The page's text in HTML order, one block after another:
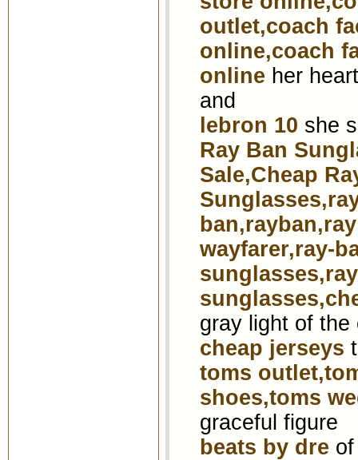
outlet,coach
online,coach
online her
and
lebron 10 she
Ray Ban
Sale,Cheap
wayfarer,ray-
gray light of the
cheap jerseys
toms
shoes,toms
graceful figure
beats by dre